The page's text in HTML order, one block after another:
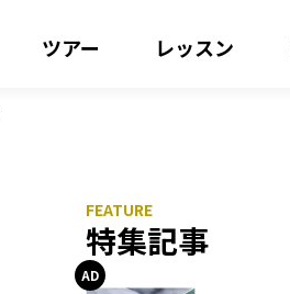
ツアー レッスン
特集記事